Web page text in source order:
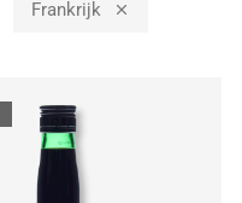
Frankrijk